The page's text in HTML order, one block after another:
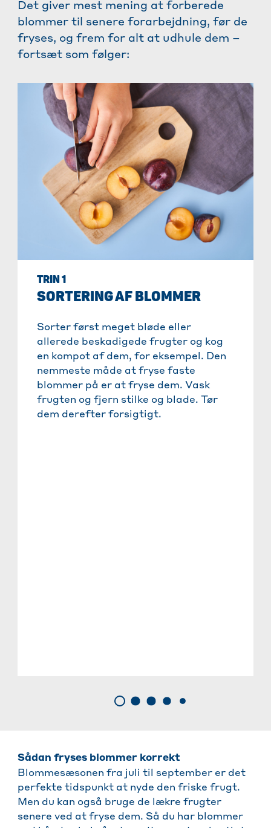
Det giver mest mening at forberede
blommer til senere forarbejdning, før de
fryses, og frem for alt at udhule dem –
fortsæt som følger:
TRIN 1
SORTERING AF BLOMMER
Sorter først meget bløde eller
allerede beskadigede frugter og kog
en kompot af dem, for eksempel. Den
nemmeste måde at fryse faste
blommer på er at fryse dem. Vask
frugten og fjern stilke og blade. Tør
dem derefter forsigtigt.
Sådan fryses blommer korrekt
Blommesæsonen fra juli til september er det
perfekte tidspunkt at nyde den friske frugt.
Men du kan også bruge de lækre frugter
senere ved at fryse dem. Så du har blommer